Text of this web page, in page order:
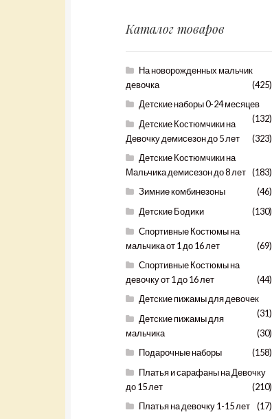
Каталог товаров
На новорожденных мальчик
девочка
(425)
Детские наборы 0-24 месяцев
(132)
Детские Костюмчики на
Девочку демисезон до 5 лет
(323)
Детские Костюмчики на
Мальчика демисезон до 8 лет (183)
Зимние комбинезоны
(46)
Детские Бодики
(130)
Спортивные Костюмы на
мальчика от 1 до 16 лет
(69)
Спортивные Костюмы на
девочку от 1 до 16 лет
(44)
Детские пижамы для девочек
(31)
Детские пижамы для
мальчика
(30)
Подарочные наборы
(158)
Платья и сарафаны на Девочку
до 15 лет
(210)
Платья на девочку 1-15 лет
(17)